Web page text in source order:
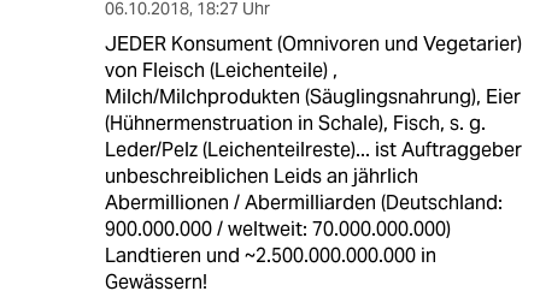
06.10.2018, 18:27 Uhr
JEDER Konsument (Omnivoren und Vegetarier)
von Fleisch (Leichenteile) ,
Milch/Milchprodukten (Säuglingsnahrung), Eier
(Hühnermenstruation in Schale), Fisch, s. g.
Leder/Pelz (Leichenteilreste)... ist Auftraggeber
unbeschreiblichen Leids an jährlich
Abermillionen / Abermilliarden (Deutschland:
900.000.000 / weltweit: 70.000.000.000)
Landtieren und ~2.500.000.000.000 in
Gewässern!